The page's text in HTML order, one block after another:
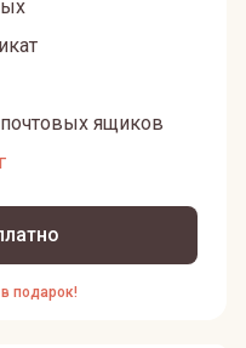
ящиков
подарок!